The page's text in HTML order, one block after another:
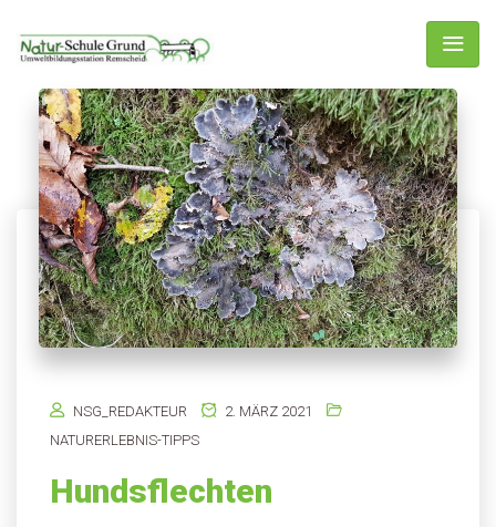
NSG_REDAKTEUR
2. MÄRZ 2021
NATURERLEBNIS-TIPPS
Hundsflechten